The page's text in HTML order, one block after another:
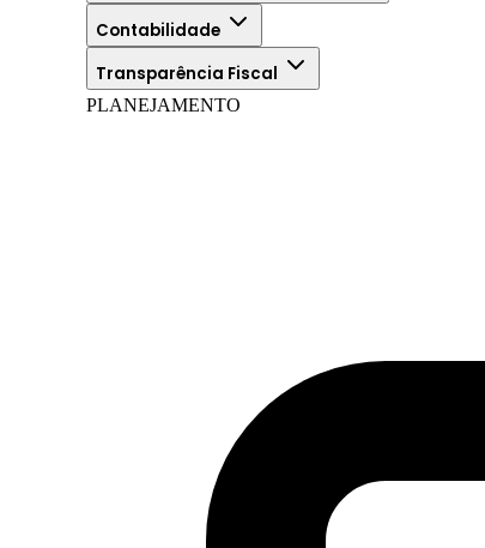
Contabilidade
Transparência Fiscal
PLANEJAMENTO